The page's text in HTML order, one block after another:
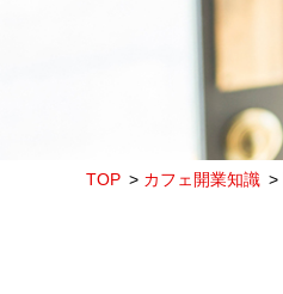
TOP カフェ開業知識